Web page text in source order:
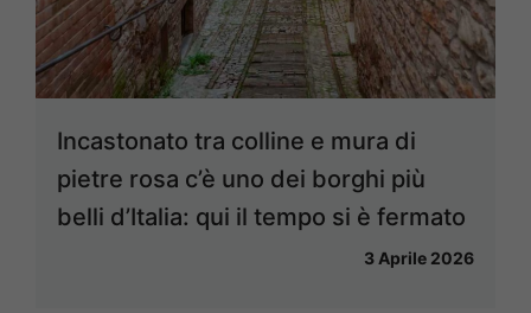
Incastonato tra colline e mura di
pietre rosa c’è uno dei borghi più
belli d’Italia: qui il tempo si è fermato
3 Aprile 2026